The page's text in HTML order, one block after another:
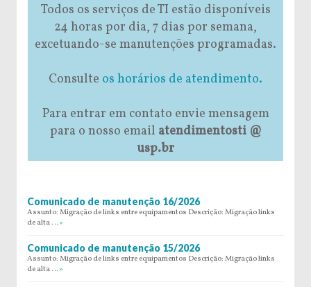
Todos os serviços de TI estão disponíveis
24 horas por dia, 7 dias por semana,
excetuando-se manutenções programadas.
Consulte os horários de atendimento.
Para entrar em contato envie mensagem
para o nosso email atendimentosti @
usp.br
Comunicado de manutenção 16/2026
Assunto: Migração de links entre equipamentos Descrição: Migração links
de alta … »
Comunicado de manutenção 15/2026
Assunto: Migração de links entre equipamentos Descrição: Migração links
de alta … »